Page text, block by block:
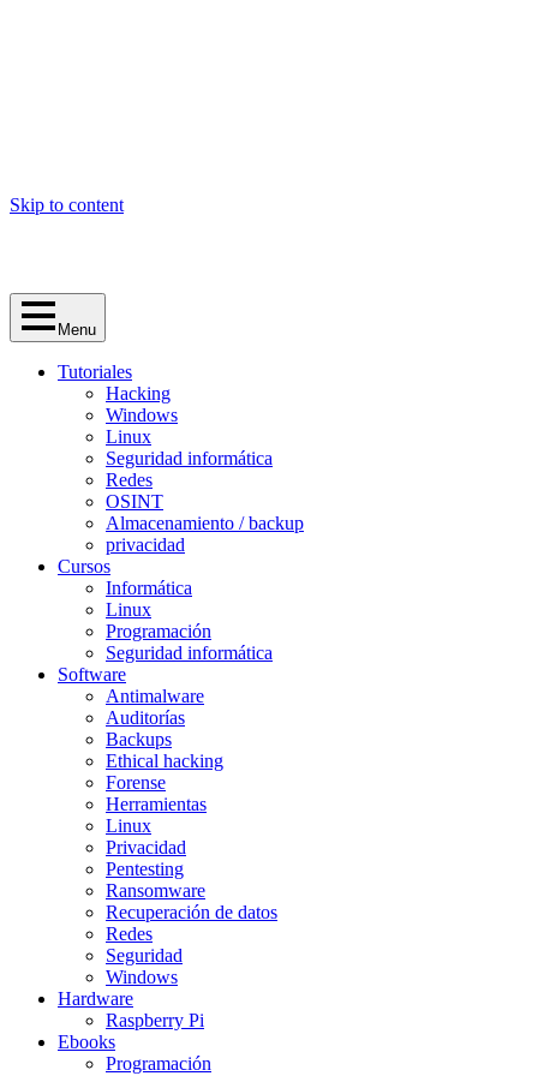
Skip to content
Menu
Tutoriales
Hacking
Windows
Linux
Seguridad informática
Redes
OSINT
Almacenamiento / backup
privacidad
Cursos
Informática
Linux
Programación
Seguridad informática
Software
Antimalware
Auditorías
Backups
Ethical hacking
Forense
Herramientas
Linux
Privacidad
Pentesting
Ransomware
Recuperación de datos
Redes
Seguridad
Windows
Hardware
Raspberry Pi
Ebooks
Programación